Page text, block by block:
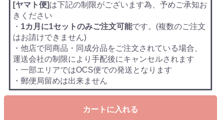
[ヤマト便]は下記の制限がございます為、予めご承知お
きください
・ 1カ月に1セットのみご注文可能です。(複数のご注文
はお請けできません)
・他店で同商品・同成分品をご注文されている場合、
運送会社の制限により手配後にキャンセルされます
・一部エリアではOCS便での発送となります
・郵便局留めは出来ません
カートに入れる